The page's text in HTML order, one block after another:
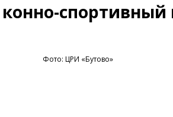
спортивный
Фото: ЦРИ «Бутово»